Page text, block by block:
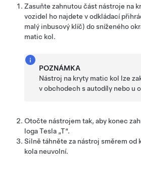
Zasuňte zahnutou část nástroje na
vozidel ho najdete v odkládací
malý inbusový klíč) do sníženého
matic kol.
POZNÁMKA
Nástroj na kryty matic kol lze
v obchodech s autodíly nebo u
Otočte nástrojem tak, aby konec
loga Tesla „T“.
Silně táhněte za nástroj směrem od
kola neuvolní.